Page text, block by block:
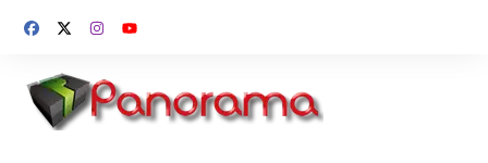
para
conteúdo